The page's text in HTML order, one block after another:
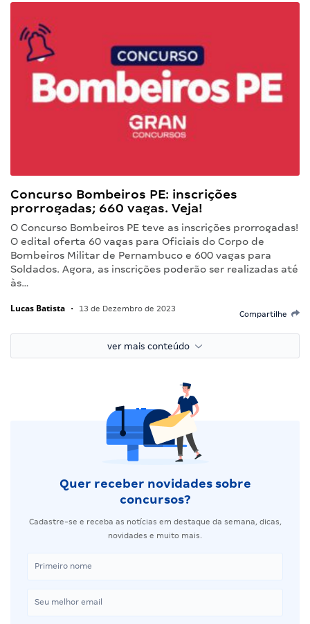
Concurso Bombeiros PE: inscrições
prorrogadas; 660 vagas. Veja!
O Concurso Bombeiros PE teve as inscrições prorrogadas!
O edital oferta 60 vagas para Oficiais do Corpo de
Bombeiros Militar de Pernambuco e 600 vagas para
Soldados. Agora, as inscrições poderão ser realizadas até
às…
Lucas Batista • 13 de Dezembro de 2023
Compartilhe
ver mais conteúdo
Quer receber novidades sobre
concursos?
Cadastre-se e receba as notícias em destaque da semana, dicas,
novidades e muito mais.